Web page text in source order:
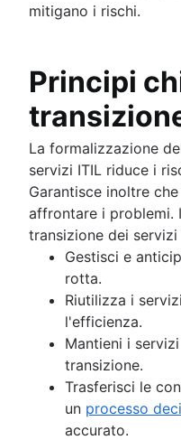
mitigano i rischi.
Principi
La formalizzazione
servizi ITIL riduce i
Garantisce inoltre che
affrontare i problemi.
transizione dei
Gestisci e
rotta.
Riutilizza i
l'efficienza.
Mantieni i
transizione.
Trasferisci le
un processo
accurato.